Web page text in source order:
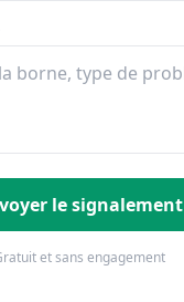
le signalement
et sans engagement